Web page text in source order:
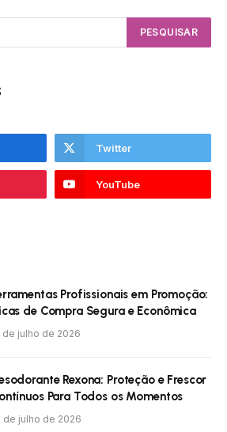
Twitter
YouTube
Profissionais em Promoção:
de Compra Segura e Econômica
de julho de 2026
Rexona: Proteção e Frescor
Para Todos os Momentos
de julho de 2026